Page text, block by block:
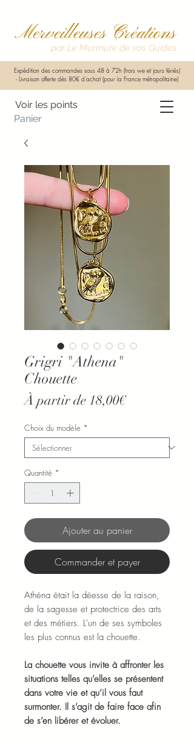
Merveilleuses Créations
Panier
Expédition des commandes sous 48 à 72h (hors we et jours fériés)
- Livraison offerte dès 80€ d'achat (pour la France métropolitaine)
par Le Murmure de vos Guides
Voir les points
Grigri "Athena"
Chouette
À partir de 18,00€Prix
Choix du modèle *
Quantité *
Ajouter au panier
Commander et payer
Athéna était la déesse de la raison,
de la sagesse et protectrice des arts
et des métiers. L'un de ses symboles
les plus connus est la chouette.
La chouette vous invite à affronter les
situations telles qu’elles se présentent
dans votre vie et qu’il vous faut
surmonter. Il s’agit de faire face afin
de s’en libérer et évoluer.